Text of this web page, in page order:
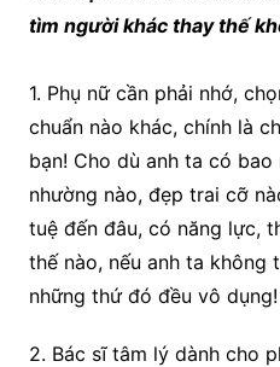
tìm người khác thay thế
1. Phụ nữ cần phải nhớ,
chuẩn nào khác, chính là
bạn! Cho dù anh ta có
nhường nào, đẹp trai cỡ
tuệ đến đâu, có năng lực,
thế nào, nếu anh ta không
những thứ đó đều vô dụng!
2. Bác sĩ tâm lý dành cho